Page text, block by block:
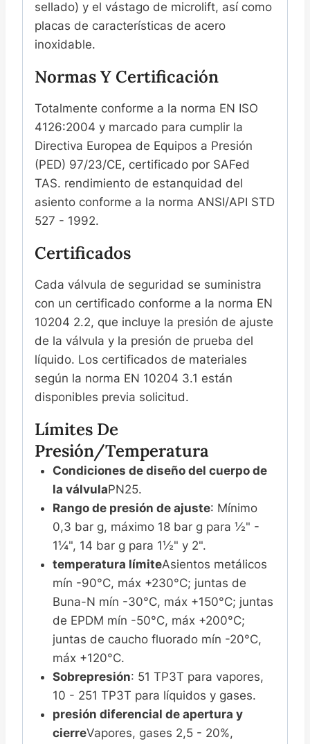
sellado) y el vástago de microlift, así como
placas de características de acero
inoxidable.
Normas Y Certificación
Totalmente conforme a la norma EN ISO
4126:2004 y marcado para cumplir la
Directiva Europea de Equipos a Presión
(PED) 97/23/CE, certificado por SAFed
TAS. rendimiento de estanquidad del
asiento conforme a la norma ANSI/API STD
527 - 1992.
Certificados
Cada válvula de seguridad se suministra
con un certificado conforme a la norma EN
10204 2.2, que incluye la presión de ajuste
de la válvula y la presión de prueba del
líquido. Los certificados de materiales
según la norma EN 10204 3.1 están
disponibles previa solicitud.
Límites De
Presión/temperatura
Condiciones de diseño del cuerpo de
la válvulaPN25.
Rango de presión de ajuste: Mínimo
0,3 bar g, máximo 18 bar g para ½" -
1¼", 14 bar g para 1½" y 2".
temperatura límiteAsientos metálicos
mín -90°C, máx +230°C; juntas de
Buna-N mín -30°C, máx +150°C; juntas
de EPDM mín -50°C, máx +200°C;
juntas de caucho fluorado mín -20°C,
máx +120°C.
Sobrepresión: 51 TP3T para vapores,
10 - 251 TP3T para líquidos y gases.
presión diferencial de apertura y
cierreVapores, gases 2,5 - 20%,